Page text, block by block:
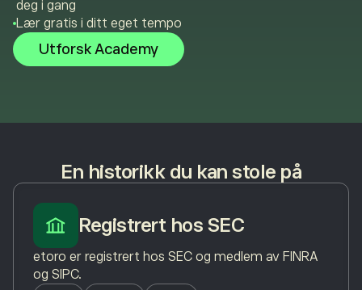
deg i gang
Lær gratis i ditt eget tempo
Utforsk Academy
En historikk du kan stole på
Registrert hos SEC
etoro er registrert hos SEC og medlem av FINRA
og SIPC.